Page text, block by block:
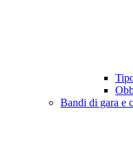
Bandi di gara e